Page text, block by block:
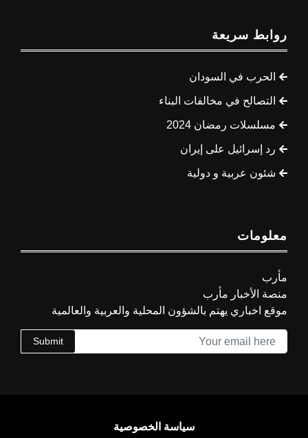
روابط سريعة
الحرب في السودان
التصالح في مخالفات البناء
مسلسلات رمضان 2024
رد إسرائيل على إيران
شئون عربية و دولية
معلومات
مأرب
منصة الأخبار مأرب
موقع اخباري يهتم بالشؤون المحلية والعربية والعالمية
Submit
سياسة الخصوصية